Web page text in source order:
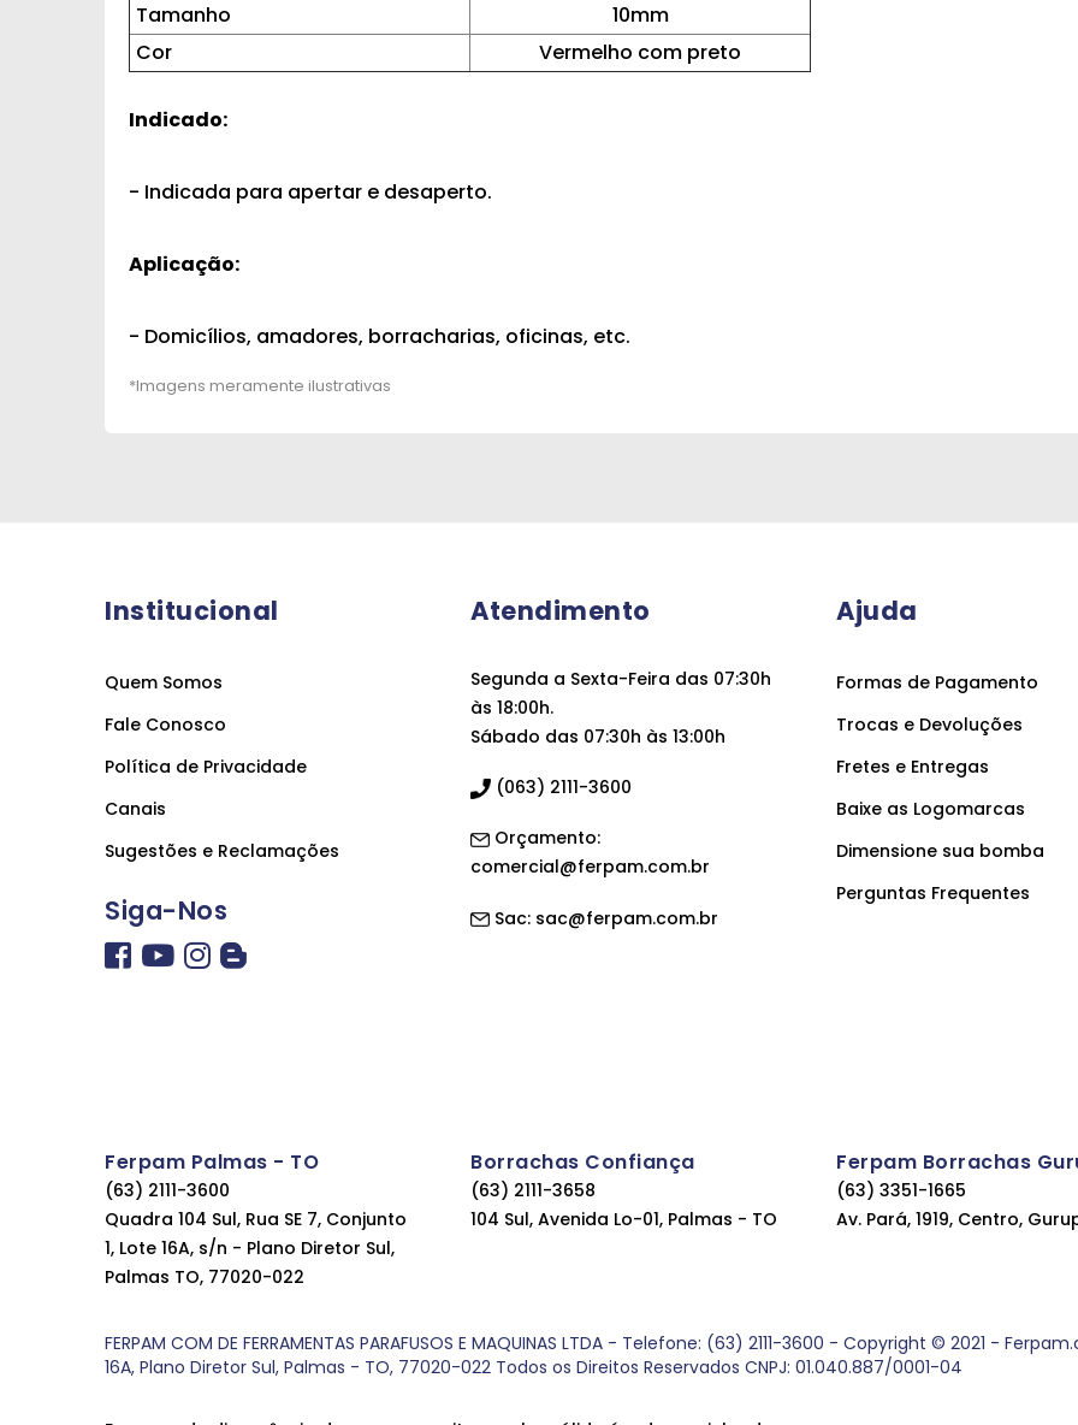
Tamanho
10mm
Cor
Vermelho com preto
Indicado:
- Indicada para apertar e desaperto.
Aplicação:
- Domicílios, amadores, borracharias, oficinas, etc.
Institucional
Quem Somos
Fale Conosco
Política de Privacidade
Canais
Sugestões e Reclamações
Siga-Nos
Atendimento
Segunda a Sexta-Feira das 07:30h
às 18:00h.
Sábado das 07:30h às 13:00h
(063) 2111-3600
Orçamento:
comercial@ferpam.com.br
Sac: sac@ferpam.com.br
Ajuda
Formas de Pagamento
Trocas e Devoluções
Fretes e Entregas
Baixe as Logomarcas
Dimensione sua bomba
Perguntas Frequentes
Ferpam Palmas - TO
(63) 2111-3600
Quadra 104 Sul, Rua SE 7, Conjunto
1, Lote 16A, s/n - Plano Diretor Sul,
Palmas TO, 77020-022
Borrachas Confiança
(63) 2111-3658
104 Sul, Avenida Lo-01, Palmas - TO
Ferpam Borrachas
(63) 3351-1665
Av. Pará, 1919, Centro,
FERPAM COM DE FERRAMENTAS PARAFUSOS E MAQUINAS LTDA - Telefone: (63) 2111-3600 - Copyright © 2021 -
16A, Plano Diretor Sul, Palmas - TO, 77020-022 Todos os Direitos Reservados CNPJ: 01.040.887/0001-04